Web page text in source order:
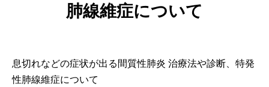
肺線維症について
息切れなどの症状が出る間質性肺炎 治療法や診断、特発
性肺線維症について